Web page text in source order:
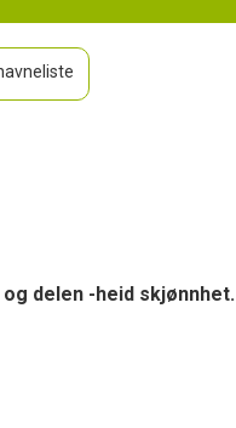
delen -heid